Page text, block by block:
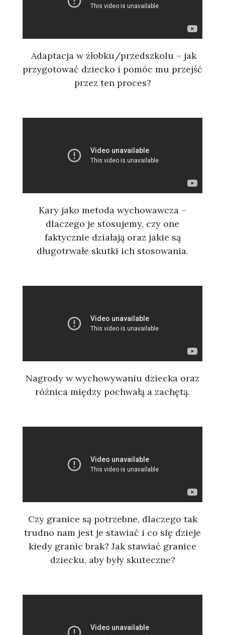
Adaptacja w żłobku/przedszkolu – jak
przygotować dziecko i pomóc mu przejść
przez ten proces?
Kary jako metoda wychowawcza –
dlaczego je stosujemy, czy one
faktycznie działają oraz jakie są
długotrwałe skutki ich stosowania.
Nagrody w wychowywaniu dziecka oraz
różnica między pochwałą a zachętą.
Czy granice są potrzebne, dlaczego tak
trudno nam jest je stawiać i co się dzieje
kiedy granic brak? Jak stawiać granice
dziecku, aby były skuteczne?